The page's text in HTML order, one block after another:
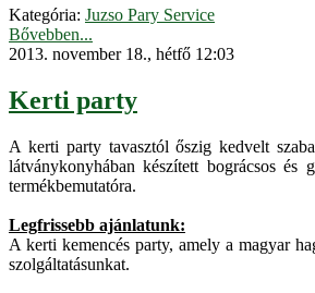
Kategória: Juzso Pary Service
Bővebben...
2013. november 18., hétfő 12:03
Kerti party
A kerti party tavasztól őszig kedvelt
látványkonyhában készített bográcsos
termékbemutatóra.
Legfrissebb ajánlatunk:
A kerti kemencés party, amely a magyar
szolgáltatásunkat.